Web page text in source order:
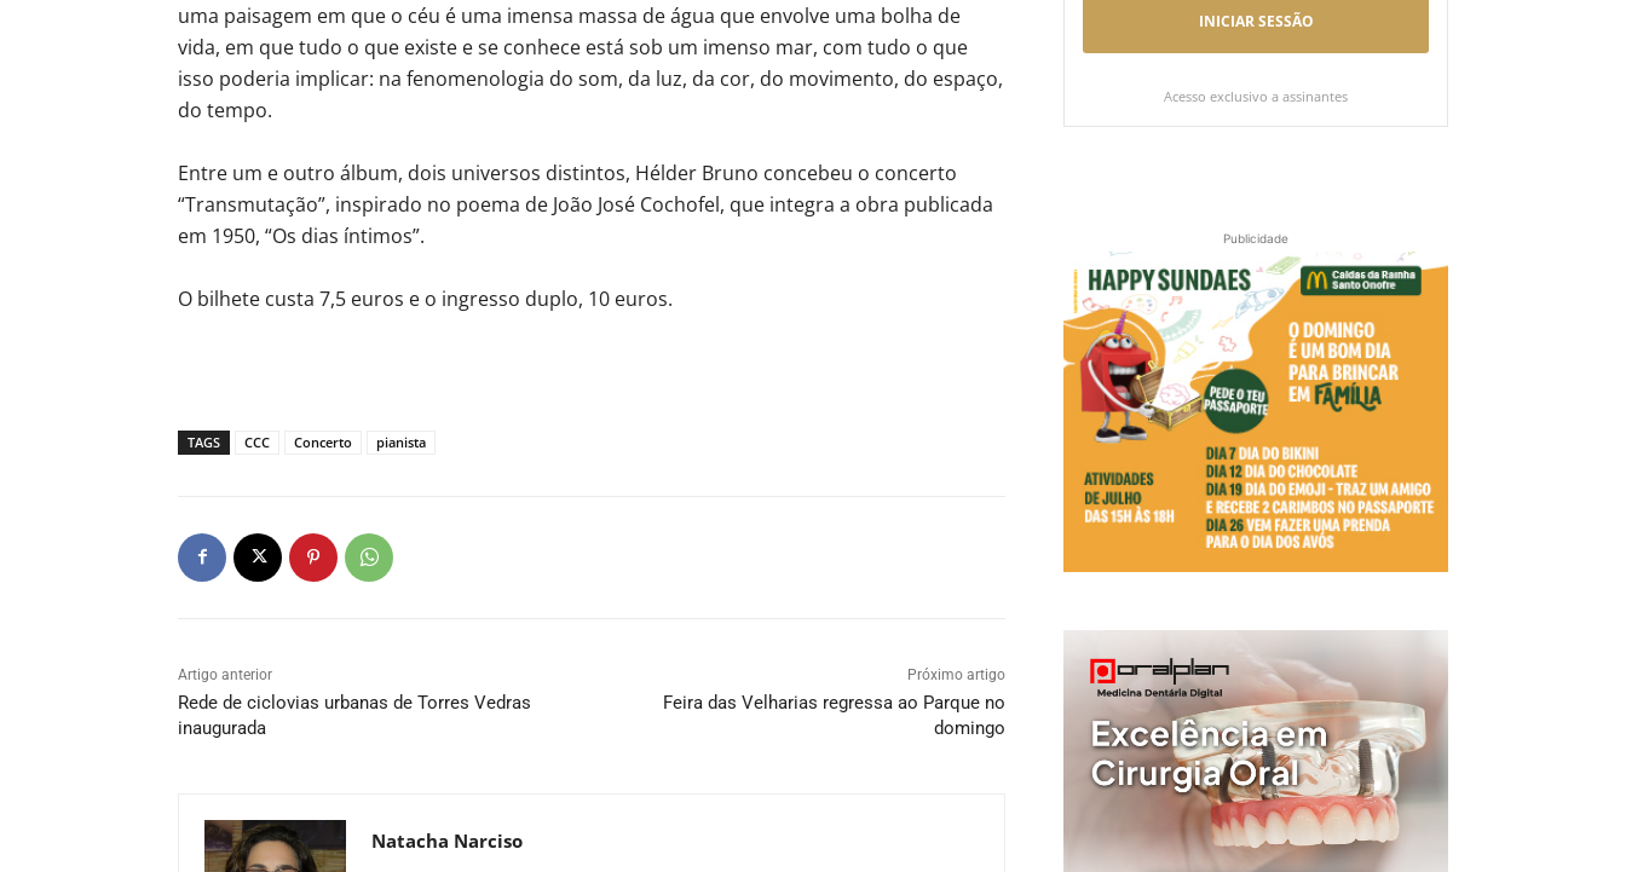
uma paisagem em que o céu é uma imensa massa de água que envolve uma bolha de
vida, em que tudo o que existe e se conhece está sob um imenso mar, com tudo o que
isso poderia implicar: na fenomenologia do som, da luz, da cor, do movimento, do espaço,
do tempo.
Entre um e outro álbum, dois universos distintos, Hélder Bruno concebeu o concerto
“Transmutação”, inspirado no poema de João José Cochofel, que integra a obra publicada
em 1950, “Os dias íntimos”.
O bilhete custa 7,5 euros e o ingresso duplo, 10 euros.
TAGS CCC Concerto pianista
Artigo anterior
Rede de ciclovias urbanas de Torres Vedras
inaugurada
Próximo artigo
Feira das Velharias regressa ao Parque no
domingo
Natacha Narciso
INICIAR SESSÃO
Acesso exclusivo a assinantes
Publicidade